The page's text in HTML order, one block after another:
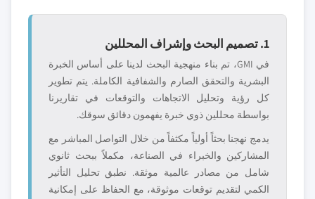
1. تصميم البحث وإشراف المحللين
في GMI، تم بناء منهجية البحث لدينا على أساس الخبرة
البشرية والتحقق الصارم والشفافية الكاملة. يتم تطوير
كل رؤية وتحليل الاتجاهات والتوقعات في تقاريرنا
بواسطة محللين ذوي خبرة يفهمون دقائق سوقك.
يدمج نهجنا بحثاً أولياً مكثفاً من خلال التواصل المباشر مع
المشاركين والخبراء في الصناعة، مكملاً ببحث ثانوي
شامل من مصادر عالمية موثقة. نطبق تحليل التأثير
الكمي لتقديم توقعات موثوقة، مع الحفاظ على إمكانية